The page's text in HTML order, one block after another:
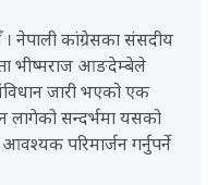
। नेपाली कांग्रेसका संसदीय
भीष्मराज आङदेम्बेले
जारी भएको एक
लागेको सन्दर्भमा यसको
आवश्यक परिमार्जन गर्नुपर्ने